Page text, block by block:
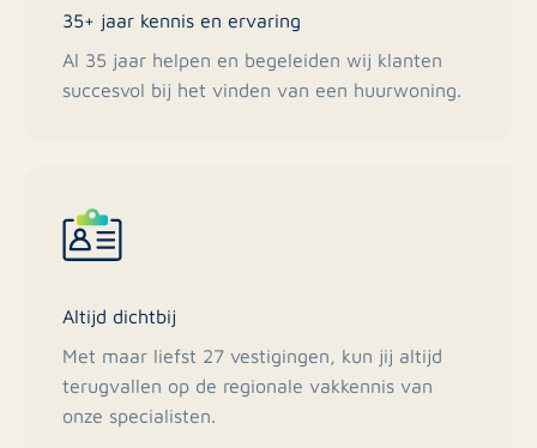
35+ jaar kennis en ervaring
Al 35 jaar helpen en begeleiden wij klanten
succesvol bij het vinden van een huurwoning.
Altijd dichtbij
Met maar liefst 27 vestigingen, kun jij altijd
terugvallen op de regionale vakkennis van
onze specialisten.